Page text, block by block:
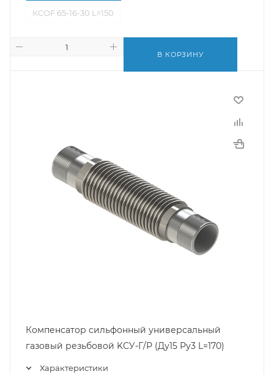
КСОF 65-16-30 L=150
В КОРЗИНУ
Компенсатор сильфонный универсальный
газовый резьбовой KСУ-Г/Р (Ду15 Ру3 L=170)
Характеристики